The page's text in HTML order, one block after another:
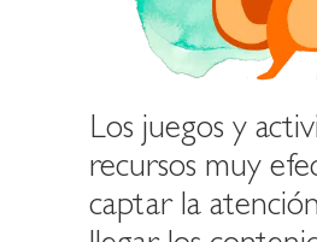
Los juegos y
recursos muy
captar la